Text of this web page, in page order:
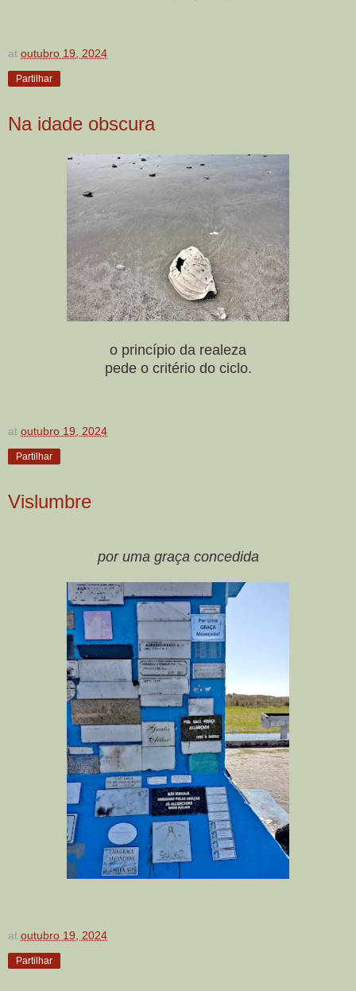
at outubro 19, 2024
Partilhar
Na idade obscura
o princípio da realeza
pede o critério do ciclo.
at outubro 19, 2024
Partilhar
Vislumbre
por uma graça concedida
at outubro 19, 2024
Partilhar